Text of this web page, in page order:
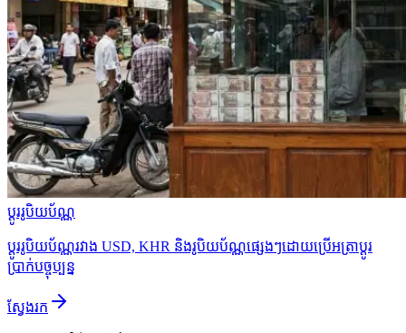
ប្ដូររូបិយប័ណ្ណ
ប្ដូររូបិយប័ណ្ណរវាង USD, KHR និងរូបិយប័ណ្ណផ្សេងៗដោយប្រើអត្រាប្ដូរ
ប្រាក់បច្ចុប្បន្ន
ស្វែងរក